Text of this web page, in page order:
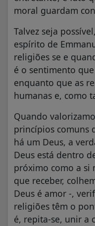
moral guardam
Talvez seja
espírito de
religiões se e
é o sentimento
enquanto que as
humanas e, como
Quando
princípios comuns
há um Deus, a
Deus está dentro
próximo como a si
que receber,
Deus é amor -,
religiões têm o
é, repita-se, unir a